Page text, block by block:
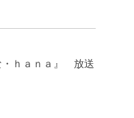
ｈａｎａ』 放送